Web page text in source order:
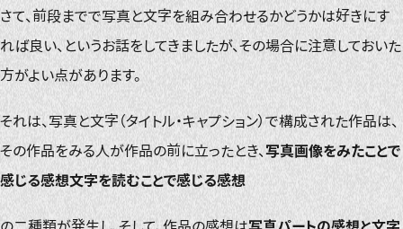
さて、前段までで写真と文字を組み合わせるかどうかは好きにす
れば良い、というお話をしてきましたが、その場合に注意しておいた
方がよい点があります。
それは、写真と文字（タイトル・キャプション）で構成された作品は、
その作品をみる人が作品の前に立ったとき、 写真画像をみたことで
感じる感想文字を読むことで感じる感想